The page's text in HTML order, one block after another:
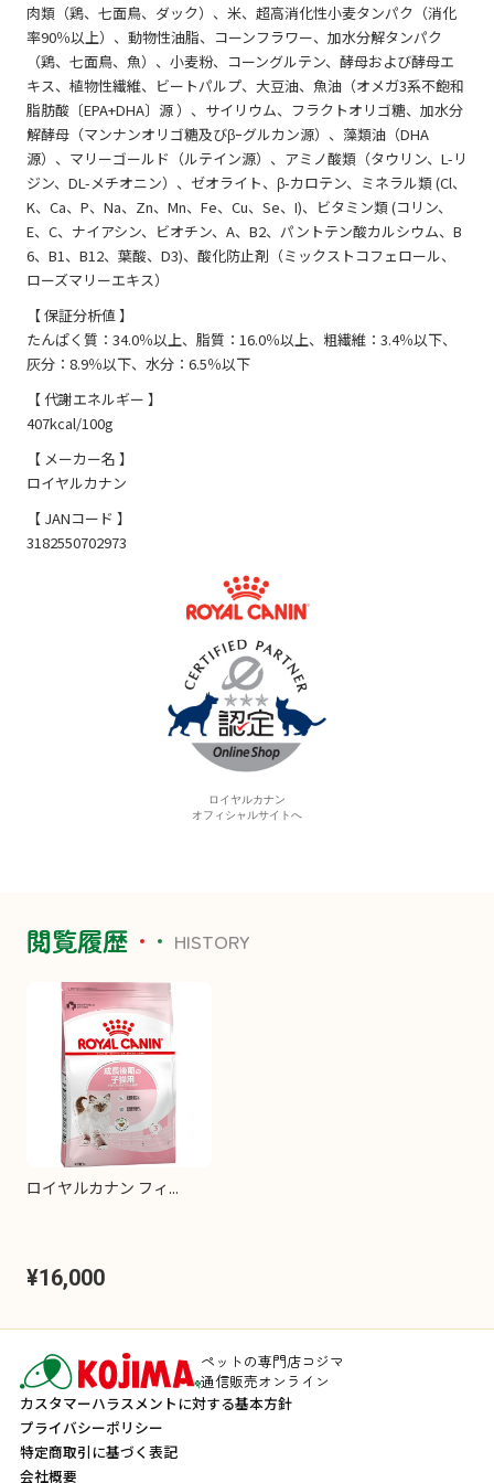
肉類（鶏、七面鳥、ダック）、米、超高消化性小麦タンパク（消化
率90％以上）、動物性油脂、コーンフラワー、加水分解タンパク
（鶏、七面鳥、魚）、小麦粉、コーングルテン、酵母および酵母エ
キス、植物性繊維、ビートパルプ、大豆油、魚油（オメガ3系不飽和
脂肪酸〔EPA+DHA〕源 ）、サイリウム、フラクトオリゴ糖、加水分
解酵母（マンナンオリゴ糖及びβｰグルカン源）、藻類油（DHA
源）、マリーゴールド（ルテイン源）、アミノ酸類（タウリン、L-リ
ジン、DL-メチオニン）、ゼオライト、β-カロテン、ミネラル類 (Cl、
K、Ca、P、Na、Zn、Mn、Fe、Cu、Se、I)、ビタミン類 (コリン、
E、C、ナイアシン、ビオチン、A、B2、パントテン酸カルシウム、B
6、B1、B12、葉酸、D3)、酸化防止剤（ミックストコフェロール、
ローズマリーエキス）
【 保証分析値 】
たんぱく質：34.0％以上、脂質：16.0％以上、粗繊維：3.4％以下、
灰分：8.9％以下、水分：6.5％以下
【 代謝エネルギー 】
407kcal/100g
【 メーカー名 】
ロイヤルカナン
【 JANコード 】
3182550702973
閲覧履歴 HISTORY
ロイヤルカナン フィ...
¥16,000
ペットの専門店コジマ
通信販売オンライン
カスタマーハラスメントに対する基本方針
プライバシーポリシー
特定商取引に基づく表記
会社概要